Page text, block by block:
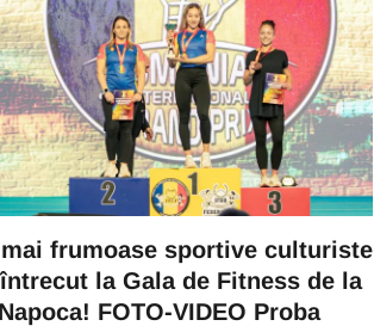
frumoase sportive culturiste
la Gala de Fitness de la
FOTO-VIDEO Proba
SOCIAL
VIDEO. FULL HOUSE! Cluj
Arena ÎNCHISĂ: Concertul Lewis
Capaldi, arhiplin. Accesul a fost
restricționat
08 August 22:20